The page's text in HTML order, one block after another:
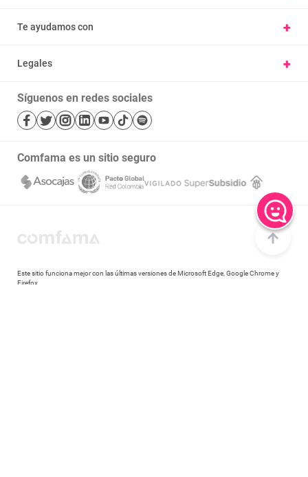
Presentar una petición u observación
Trabaje con nosotros
Te ayudamos con +
Parques
Salud
Bibliotecas
Legales +
Términos y condiciones
Mapa de sitio
Síguenos en redes sociales
Comfama es un sitio seguro
Este sitio funciona mejor con las últimas versiones de Microsoft Edge, Google Chrome y
Firefox.